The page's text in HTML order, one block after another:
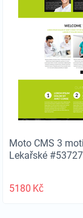
Moto CMS 3
Lekařské #53727
5180 Kč